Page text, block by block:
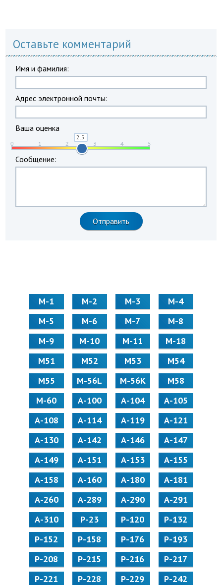
Оставьте комментарий
Имя и фамилия:
Адрес электронной почты:
Ваша оценка
Сообщение:
М-1 М-2 М-3
М-4
М-5
М-6 М-7
М-8
М-9
М-10 М-11
М-18
М51
М52 М53
М54
М55
M-56L M-56K
М58
M-60
А-100 А-104
А-105
А-108
А-114 А-119
А-121
А-130
А-142 А-146
А-147
А-149
А-151 А-153
А-155
А-158
А-160 А-180
А-181
А-260
А-289 А-290
А-291
А-310
Р-23 Р-120
Р-132
Р-152
Р-158 Р-176
Р-193
Р-208
Р-215 Р-216
Р-217
Р-221
Р-228 Р-229
Р-242